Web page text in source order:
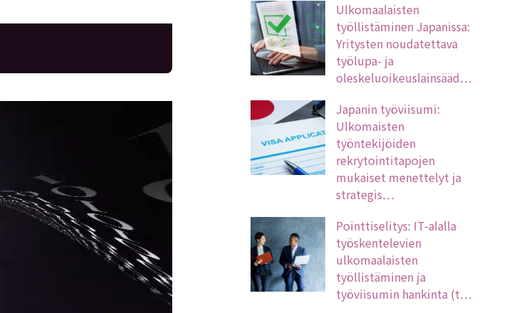
Ulkomaalaisten
työllistäminen Japanissa:
Yritysten noudatettava
työlupa- ja
oleskeluoikeuslainsääd…
Japanin työviisumi:
Ulkomaisten
työntekijöiden
rekrytointitapojen
mukaiset menettelyt ja
strategis…
Pointtiselitys: IT-alalla
työskentelevien
ulkomaalaisten
työllistäminen ja
työviisumin hankinta (t…